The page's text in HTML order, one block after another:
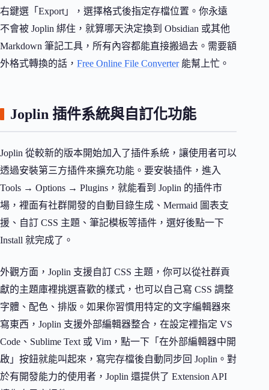
右鍵選「Export」，選擇格式後指定存檔位置。你永遠
不會被 Joplin 綁住，就算哪天決定換到 Obsidian 或其他
Markdown 筆記工具，所有內容都能直接搬過去。需要額
外格式轉換的話， Free Online File Converter能幫上忙。
Joplin 插件系統與自訂化功能
Joplin 從較新的版本開始加入了插件系統，讓使用者可以
透過安裝第三方插件來擴充功能。要安裝插件，進入
Tools → Options → Plugins，就能看到 Joplin 的插件市
場，裡面有社群開發的自動目錄生成、Mermaid 圖表支
援、自訂 CSS 主題、筆記模板等插件，選好後點一下
Install 就完成了。
外觀方面，Joplin 支援自訂 CSS 主題，你可以從社群貢
獻的主題庫裡挑選喜歡的樣式，也可以自己寫 CSS 調整
字體、配色、排版。如果你習慣用特定的文字編輯器來
寫東西，Joplin 支援外部編輯器整合，在設定裡指定 VS
Code、Sublime Text 或 Vim，點一下「在外部編輯器中開
啟」按鈕就能叫起來，寫完存檔後自動同步回 Joplin。對
於有開發能力的使用者，Joplin 還提供了 Extension API